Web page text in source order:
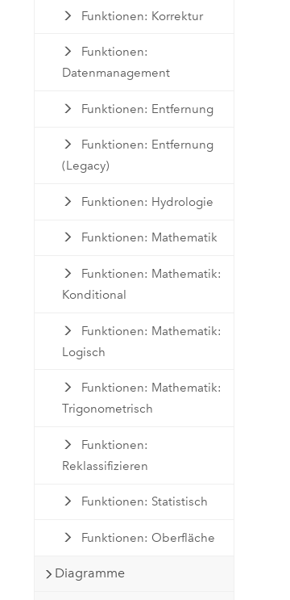
Funktionen: Korrektur
Funktionen:
Datenmanagement
Funktionen: Entfernung
Funktionen: Entfernung
(Legacy)
Funktionen: Hydrologie
Funktionen: Mathematik
Funktionen: Mathematik:
Konditional
Funktionen: Mathematik:
Logisch
Funktionen: Mathematik:
Trigonometrisch
Funktionen:
Reklassifizieren
Funktionen: Statistisch
Funktionen: Oberfläche
Diagramme